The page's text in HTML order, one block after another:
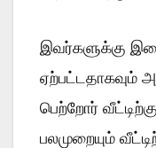
இவர்களுக்கு
ஏற்பட்டதாகவும்
பெற்றோர்
பலமுறையும்